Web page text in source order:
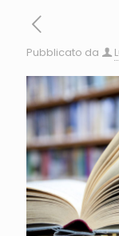
Pubblicato da